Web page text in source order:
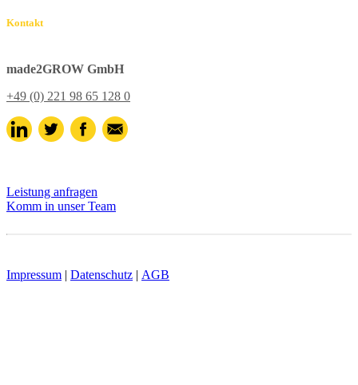
Kontakt
made2GROW GmbH
+49 (0) 221 98 65 128 0
Leistung anfragen
Komm in unser Team
Impressum | Datenschutz | AGB